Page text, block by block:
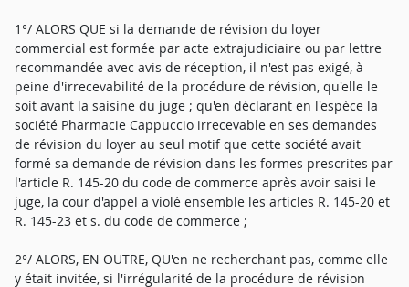
1°/ ALORS QUE si la demande de révision du loyer
commercial est formée par acte extrajudiciaire ou par lettre
recommandée avec avis de réception, il n'est pas exigé, à
peine d'irrecevabilité de la procédure de révision, qu'elle le
soit avant la saisine du juge ; qu'en déclarant en l'espèce la
société Pharmacie Cappuccio irrecevable en ses demandes
de révision du loyer au seul motif que cette société avait
formé sa demande de révision dans les formes prescrites par
l'article R. 145-20 du code de commerce après avoir saisi le
juge, la cour d'appel a violé ensemble les articles R. 145-20 et
R. 145-23 et s. du code de commerce ;
2°/ ALORS, EN OUTRE, QU'en ne recherchant pas, comme elle
y était invitée, si l'irrégularité de la procédure de révision